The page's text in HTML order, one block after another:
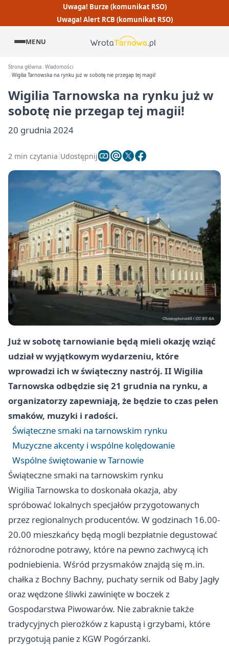
Uwaga! Burze (komunikat RSO)
Uwaga! Alert RCB (komunikat RSO)
MENU
Strona główna Wiadomości
Wigilia Tarnowska na rynku już w sobotę nie przegap tej magii!
Wigilia Tarnowska na rynku już w
sobotę nie przegap tej magii!
20 grudnia 2024
2 min czytania Udostępnij
Już w sobotę tarnowianie będą mieli okazję wziąć
udział w wyjątkowym wydarzeniu, które
wprowadzi ich w świąteczny nastrój. II Wigilia
Tarnowska odbędzie się 21 grudnia na rynku, a
organizatorzy zapewniają, że będzie to czas pełen
smaków, muzyki i radości.
Świąteczne smaki na tarnowskim rynku
Muzyczne akcenty i wspólne kolędowanie
Wspólne świętowanie w Tarnowie
Świąteczne smaki na tarnowskim rynku
Wigilia Tarnowska to doskonała okazja, aby
spróbować lokalnych specjałów przygotowanych
przez regionalnych producentów. W godzinach 16.00-
20.00 mieszkańcy będą mogli bezpłatnie degustować
różnorodne potrawy, które na pewno zachwycą ich
podniebienia. Wśród przysmaków znajdą się m.in.
chałka z Bochny Bachny, puchaty sernik od Baby Jagły
oraz wędzone śliwki zawinięte w boczek z
Gospodarstwa Piwowarów. Nie zabraknie także
tradycyjnych pierożków z kapustą i grzybami, które
przygotują panie z KGW Pogórzanki.